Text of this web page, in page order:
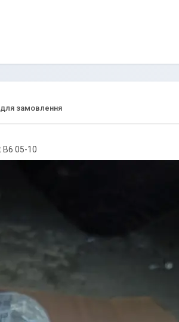
замовлення
B6 05-10